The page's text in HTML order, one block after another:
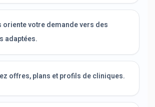
oriente votre demande vers des
adaptées.
offres, plans et profils de cliniques.